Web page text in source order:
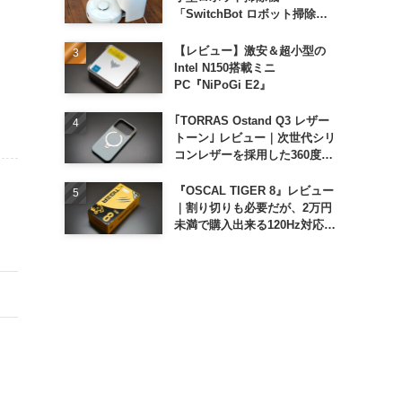
「SwitchBot ロボット掃除機
【レビュー】激安＆超小型の
Intel N150搭載ミニ
PC『NiPoGi E2』
｢TORRAS Ostand Q3 レザー
トーン｣ レビュー｜次世代シリ
コンレザーを採用した360度回
『OSCAL TIGER 8』レビュー
｜割り切りも必要だが、2万円
未満で購入出来る120Hz対応大